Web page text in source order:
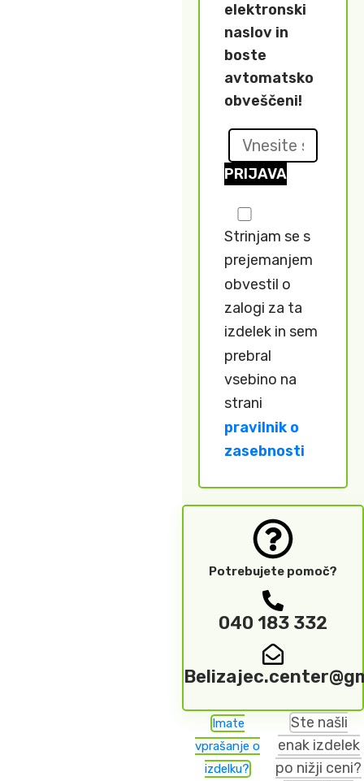
elektronski
naslov in
boste
avtomatsko
obveščeni!
PRIJAVA
Strinjam se s
prejemanjem
obvestil o
zalogi za ta
izdelek in sem
prebral
vsebino na
strani
pravilnik o
zasebnosti
Potrebujete pomoč?
040 183 332
Imate
vprašanje o
izdelku?
Ste našli
enak izdelek
po nižji ceni?